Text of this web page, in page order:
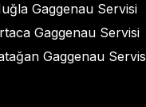
Gaggenau Servisi
Gaggenau Servisi
Gaggenau